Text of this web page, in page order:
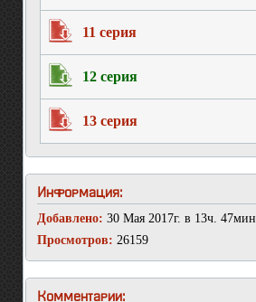
11 серия
12 серия
13 серия
Информация:
Добавлено: 30 Мая 2017г. в 13ч. 47мин.
Просмотров: 26159
Комментарии: